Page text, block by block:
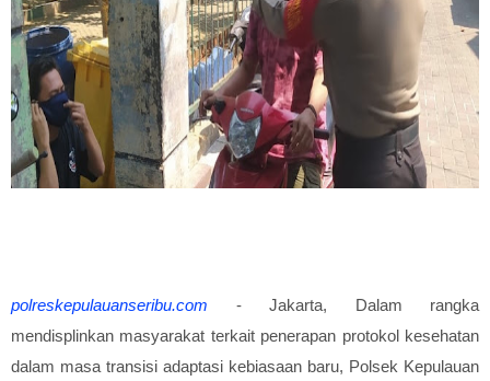
polreskepulauanseribu.com - Jakarta, Dalam rangka
mendisplinkan masyarakat terkait penerapan protokol kesehatan
dalam masa transisi adaptasi kebiasaan baru, Polsek Kepulauan